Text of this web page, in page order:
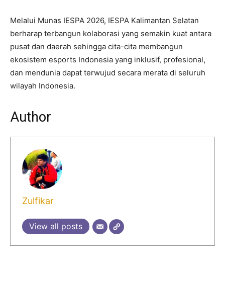
Melalui Munas IESPA 2026, IESPA Kalimantan Selatan
berharap terbangun kolaborasi yang semakin kuat antara
pusat dan daerah sehingga cita-cita membangun
ekosistem esports Indonesia yang inklusif, profesional,
dan mendunia dapat terwujud secara merata di seluruh
wilayah Indonesia.
Author
Zulfikar
View all posts